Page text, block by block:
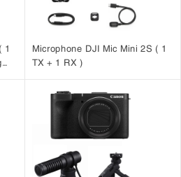
1
Microphone DJI Mic Mini 2S ( 1
TX + 1 RX )